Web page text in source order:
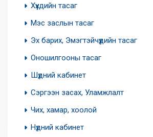
Хүүхдийн тасаг
Мэс заслын тасаг
Эх барих, Эмэгтэйчүүдийн тасаг
Оношилгооны тасаг
Шүдний кабинет
Сэргээн засах, Уламжлалт
Чих, хамар, хоолой
Нүдний кабинет